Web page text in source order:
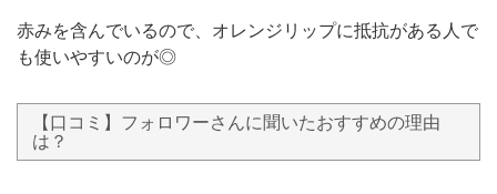
赤みを含んでいるので、オレンジリップに抵抗がある人で
も使いやすいのが◎
【口コミ】フォロワーさんに聞いたおすすめの理由
は？